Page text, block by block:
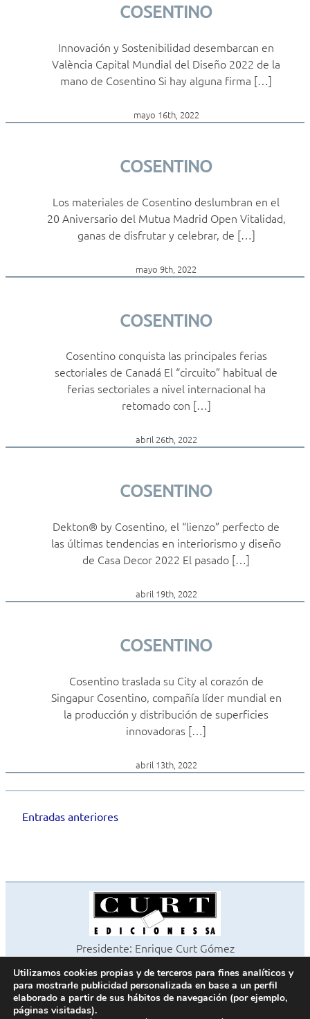
COSENTINO
Innovación y Sostenibilidad desembarcan en
València Capital Mundial del Diseño 2022 de la
mano de Cosentino Si hay alguna firma […]
mayo 16th, 2022
COSENTINO
Los materiales de Cosentino deslumbran en el
20 Aniversario del Mutua Madrid Open Vitalidad,
ganas de disfrutar y celebrar, de […]
mayo 9th, 2022
COSENTINO
Cosentino conquista las principales ferias
sectoriales de Canadá El “circuito” habitual de
ferias sectoriales a nivel internacional ha
retomado con […]
abril 26th, 2022
COSENTINO
Dekton® by Cosentino, el “lienzo” perfecto de
las últimas tendencias en interiorismo y diseño
de Casa Decor 2022 El pasado […]
abril 19th, 2022
COSENTINO
Cosentino traslada su City al corazón de
Singapur Cosentino, compañía líder mundial en
la producción y distribución de superficies
innovadoras […]
abril 13th, 2022
Navegación
Entradas anteriores
Presidente: Enrique Curt Gómez
©2026 Revista Cocinas y Baños
Todos los derechos reservados
Paseo de Gracia, 63. 1º 2ª. 08008 Barcelona -
Utilizamos cookies propias y de terceros para fines analíticos y
para mostrarle publicidad personalizada en base a un perfil
elaborado a partir de sus hábitos de navegación (por ejemplo,
páginas visitadas).